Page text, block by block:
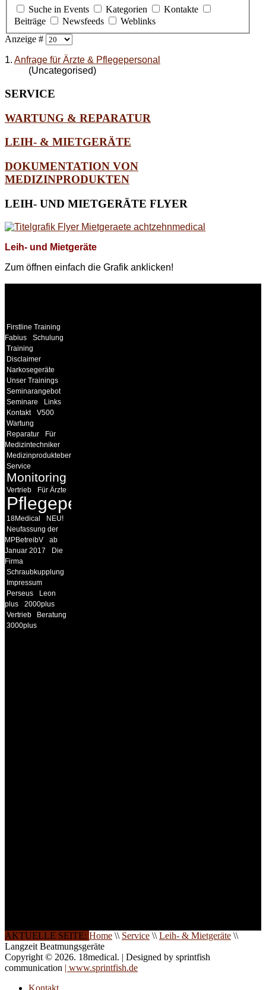
Suche in Events
Kategorien
Kontakte
Beiträge
Newsfeeds
Weblinks
Anzeige #
1. Anfrage für Ärzte & Pflegepersonal
(Uncategorised)
SERVICE
WARTUNG & REPARATUR
LEIH- & MIETGERÄTE
DOKUMENTATION VON
MEDIZINPRODUKTEN
LEIH- UND MIETGERÄTE FLYER
Leih- und Mietgeräte
Zum öffnen einfach die Grafik anklicken!
Firstline Training
Fabius
Schulung
Training
Disclaimer
Narkosegeräte
Unser Trainings
Seminarangebot
Seminare
Links
Kontakt
V500
Wartung
Reparatur
Für
Medizintechniker
Medizinprodukteberater
Service
Monitoring
Vertrieb Für Ärzte
Pflegepersonal
18Medical
NEU!
Neufassung der
MPBetreibV
ab
Januar 2017
Die
Firma
Schraubkupplung
Impressum
Perseus
Leon
plus
2000plus
Vertrieb
Beratung
3000plus
AKTUELLE SEITE: Home \\ Service \\ Leih- & Mietgeräte \\
Langzeit Beatmungsgeräte
Copyright © 2026. 18medical. | Designed by sprintfish
communication | www.sprintfish.de